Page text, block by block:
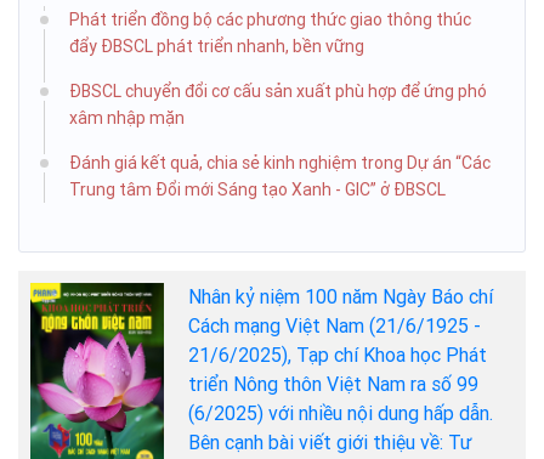
Phát triển đồng bộ các phương thức giao thông thúc
đẩy ĐBSCL phát triển nhanh, bền vững
ĐBSCL chuyển đổi cơ cấu sản xuất phù hợp để ứng phó
xâm nhập mặn
Đánh giá kết quả, chia sẻ kinh nghiệm trong Dự án “Các
Trung tâm Đổi mới Sáng tạo Xanh - GIC” ở ĐBSCL
Nhân kỷ niệm 100 năm Ngày Báo chí
Cách mạng Việt Nam (21/6/1925 -
21/6/2025), Tạp chí Khoa học Phát
triển Nông thôn Việt Nam ra số 99
(6/2025) với nhiều nội dung hấp dẫn.
Bên cạnh bài viết giới thiệu về: Tư